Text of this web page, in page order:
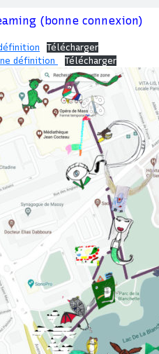
(bonne connexion)
Télécharger
définition
Télécharger